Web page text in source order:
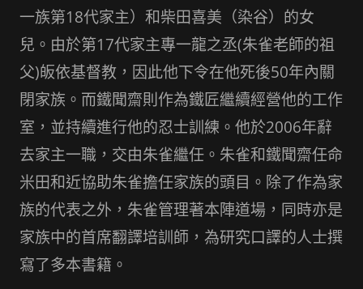
一族第18代家主）和柴田喜美（染谷）的女
兒。由於第17代家主專一龍之丞(朱雀老師的祖
父)皈依基督教，因此他下令在他死後50年內關
閉家族。而鐵聞齋則作為鐵匠繼續經營他的工作
室，並持續進行他的忍士訓練。他於2006年辭
去家主一職，交由朱雀繼任。朱雀和鐵聞齋任命
米田和近協助朱雀擔任家族的頭目。除了作為家
族的代表之外，朱雀管理著本陣道場，同時亦是
家族中的首席翻譯培訓師，為研究口譯的人士撰
寫了多本書籍。